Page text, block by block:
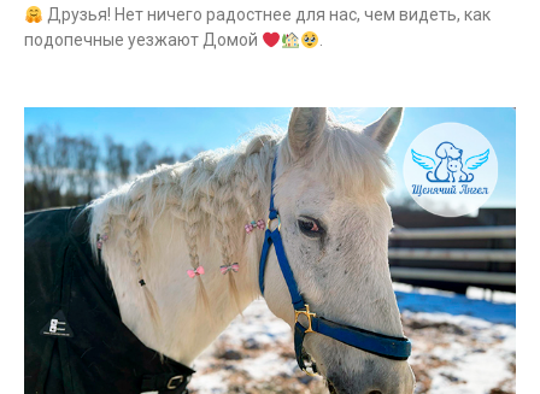
Друзья! Нет ничего радостнее для нас, чем видеть, как
подопечные уезжают Домой
.